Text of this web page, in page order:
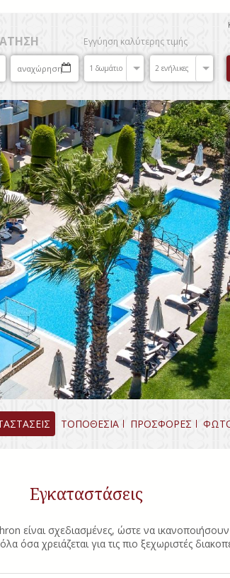
Εγγύηση καλύτερης τιμής
1 δωμάτιο 2 ενήλικες
ΤΟΠΟΘΕΣΙΑ ΠΡΟΣΦΟΡΕΣ
Εγκαταστάσεις
είναι σχεδιασμένες, ώστε να ικανοποιήσουν
όσα χρειάζεται για τις πιο ξεχωριστές